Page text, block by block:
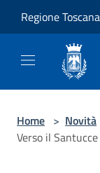
Regione Toscana
Home > Novità
Verso il